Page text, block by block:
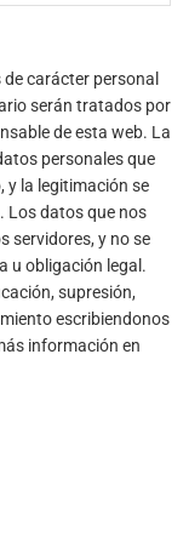
carácter personal
serán tratados por
de esta web. La
personales que
y la legitimación se
Los datos que nos
servidores, y no se
u obligación legal.
supresión,
escribiendonos
información en